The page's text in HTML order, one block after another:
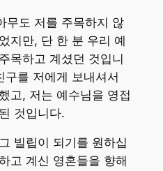
무도 저를 주목하지 않
지만, 단 한 분 우리 예
목하고 계셨던 것입니
구를 저에게 보내셔서
고, 저는 예수님을 영접
것입니다.
빌립이 되기를 원하십
고 계신 영혼들을 향해